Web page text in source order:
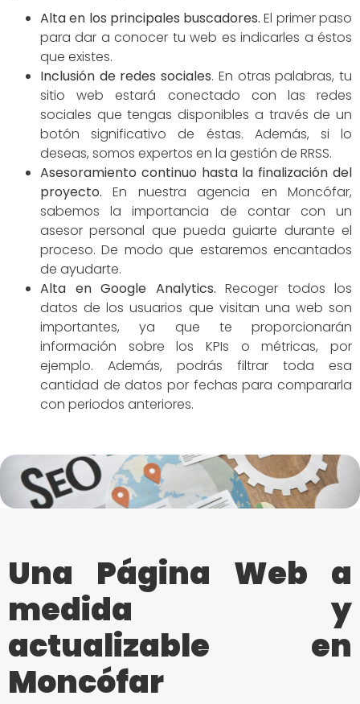
Alta en los principales buscadores. El primer paso
para dar a conocer tu web es indicarles a éstos
que existes.
Inclusión de redessociales. En otras palabras, tu
sitio web estará conectado con las redes
sociales que tengas disponibles a través de un
botón significativo de éstas. Además, si lo
deseas, somos expertos en la gestión de RRSS.
Asesoramiento continuo hasta la finalización del
proyecto. En nuestra agencia en Moncófar,
sabemos la importancia de contar con un
asesor personal que pueda guiarte durante el
proceso. De modo que estaremos encantados
de ayudarte.
Alta en Google Analytics. Recoger todos los
datos de los usuarios que visitan una web son
importantes, ya que te proporcionarán
información sobre los KPIs o métricas, por
ejemplo. Además, podrás filtrar toda esa
cantidad de datos por fechas para compararla
con periodos anteriores.
Una Página Web a
medida y
actualizable en
Moncófar